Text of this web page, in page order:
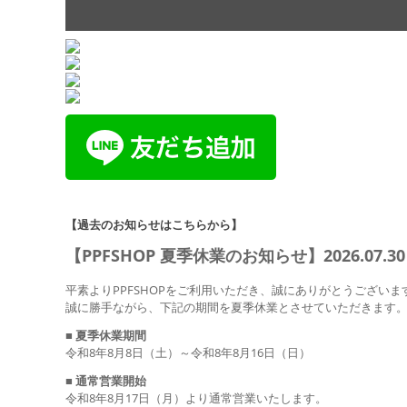
【過去のお知らせはこちらから】
【PPFSHOP 夏季休業のお知らせ】2026.07.30
平素よりPPFSHOPをご利用いただき、誠にありがとうございま
誠に勝手ながら、下記の期間を夏季休業とさせていただきます。
■ 夏季休業期間
令和8年8月8日（土）～令和8年8月16日（日）
■ 通常営業開始
令和8年8月17日（月）より通常営業いたします。